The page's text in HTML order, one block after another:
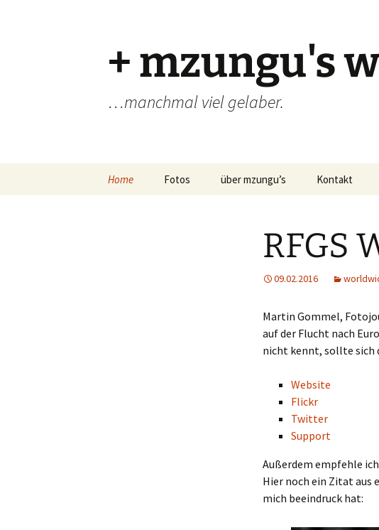
+ mzungu's
…manchmal viel gelaber.
Home Fotos über mzungu’s Kontakt
RFGS
09.02.2016
Martin Gommel,
auf der Flucht nach
nicht kennt, sollte sich
Website
Flickr
Twitter
Support
Außerdem empfehle
Hier noch ein Zitat aus
mich beeindruck hat: